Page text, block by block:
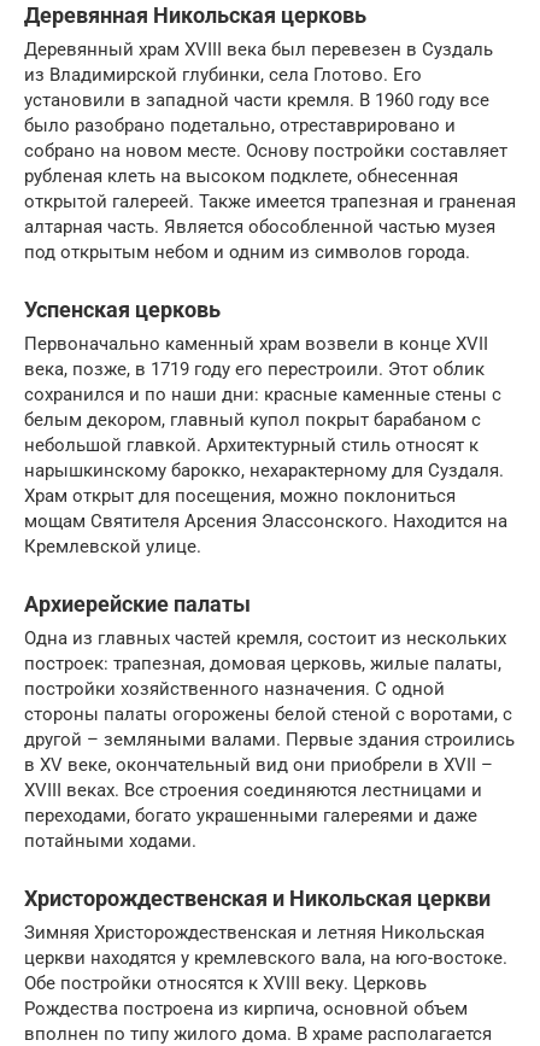
Деревянная Никольская церковь
Деревянный храм XVIII века был перевезен в Суздаль
из Владимирской глубинки, села Глотово. Его
установили в западной части кремля. В 1960 году все
было разобрано подетально, отреставрировано и
собрано на новом месте. Основу постройки составляет
рубленая клеть на высоком подклете, обнесенная
открытой галереей. Также имеется трапезная и граненая
алтарная часть. Является обособленной частью музея
под открытым небом и одним из символов города.
Успенская церковь
Первоначально каменный храм возвели в конце XVII
века, позже, в 1719 году его перестроили. Этот облик
сохранился и по наши дни: красные каменные стены с
белым декором, главный купол покрыт барабаном с
небольшой главкой. Архитектурный стиль относят к
нарышкинскому барокко, нехарактерному для Суздаля.
Храм открыт для посещения, можно поклониться
мощам Святителя Арсения Элассонского. Находится на
Кремлевской улице.
Архиерейские палаты
Одна из главных частей кремля, состоит из нескольких
построек: трапезная, домовая церковь, жилые палаты,
постройки хозяйственного назначения. С одной
стороны палаты огорожены белой стеной с воротами, с
другой – земляными валами. Первые здания строились
в XV веке, окончательный вид они приобрели в XVII –
XVIII веках. Все строения соединяются лестницами и
переходами, богато украшенными галереями и даже
потайными ходами.
Христорождественская и Никольская церкви
Зимняя Христорождественская и летняя Никольская
церкви находятся у кремлевского вала, на юго-востоке.
Обе постройки относятся к XVIII веку. Церковь
Рождества построена из кирпича, основной объем
вполнен по типу жилого дома. В храме располагается